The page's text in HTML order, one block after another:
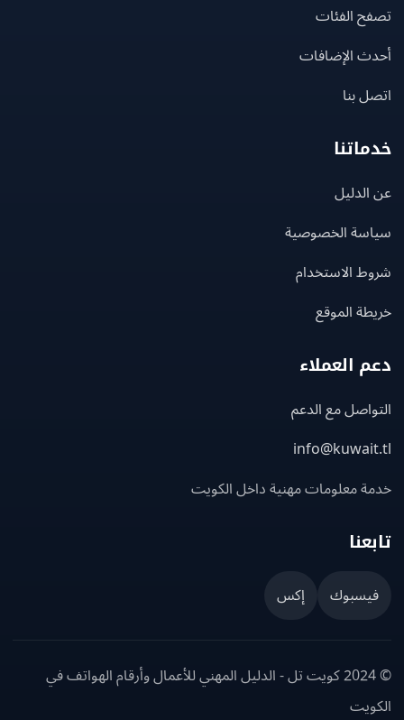
الفئات
الإضافات
بنا
الخصوصية
الاستخدام
الموقع
العملاء
مع الدعم
معلومات مهنية داخل الكويت
إكس
© 2024 كويت تل - الدليل المهني للأعمال وأرقام الهواتف في